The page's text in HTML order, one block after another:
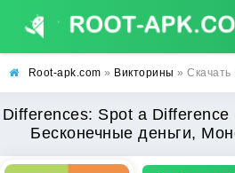
Root-apk.com » Викторины » Скачать Differences: Spot a Difference
Differences: Spot a
Бесконечные деньги,